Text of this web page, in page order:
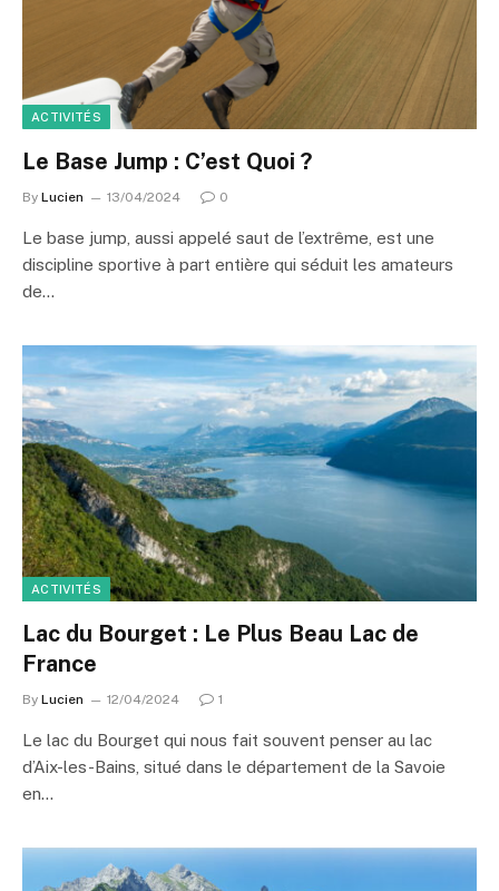
ACTIVITÉS
Le Base Jump : C’est Quoi ?
By Lucien 13/04/2024 0
Le base jump, aussi appelé saut de l’extrême, est une
discipline sportive à part entière qui séduit les amateurs
de…
ACTIVITÉS
Lac du Bourget : Le Plus Beau Lac de
France
By Lucien 12/04/2024 1
Le lac du Bourget qui nous fait souvent penser au lac
d’Aix-les-Bains, situé dans le département de la Savoie
en…